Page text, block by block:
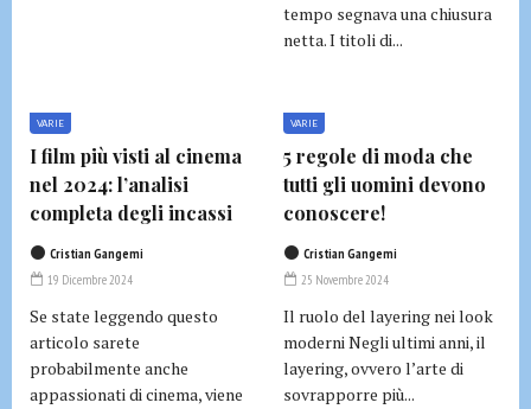
tempo segnava una chiusura
netta. I titoli di...
VARIE
I film più visti al cinema
nel 2024: l’analisi
completa degli incassi
Cristian Gangemi
19 Dicembre 2024
Se state leggendo questo
articolo sarete
probabilmente anche
appassionati di cinema, viene
VARIE
5 regole di moda che
tutti gli uomini devono
conoscere!
Cristian Gangemi
25 Novembre 2024
Il ruolo del layering nei look
moderni Negli ultimi anni, il
layering, ovvero l’arte di
sovrapporre più...